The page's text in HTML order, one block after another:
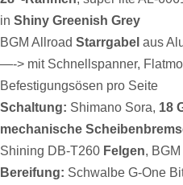
in Shiny Greenish Grey
BGM Allroad Starrgabel aus
—-> mit Schnellspanner,
Befestigungsösen pro Seite
Schaltung: Shimano Sora, 18
mechanische
Shining DB-T260 Felgen, BGM
Bereifung: Schwalbe G-One